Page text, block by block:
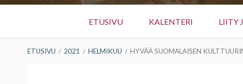
valikko
ETUSIVU KALENTERI LIITY
MURUPOLKU
ETUSIVU 2021 HELMIKUU HYVÄÄ SUOMALAISEN